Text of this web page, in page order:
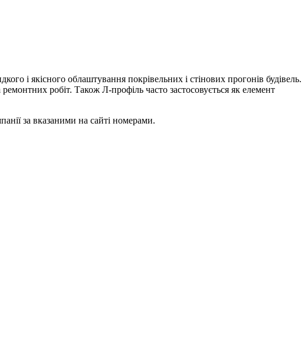
і якісного облаштування покрівельних і стінових прогонів будівель.
робіт. Також Л-профіль часто застосовується як елемент
за вказаними на сайті номерами.